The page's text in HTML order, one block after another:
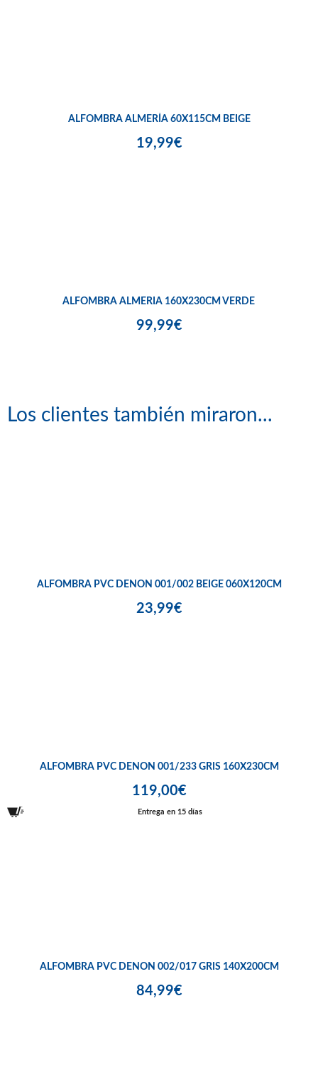
ALFOMBRA ALMERÍA 60X115CM BEIGE
19,99€
ALFOMBRA ALMERIA 160X230CM VERDE
99,99€
Los clientes también miraron...
ALFOMBRA PVC DENON 001/002 BEIGE 060X120CM
23,99€
ALFOMBRA PVC DENON 001/233 GRIS 160X230CM
119,00€
Entrega en 15 días
ALFOMBRA PVC DENON 002/017 GRIS 140X200CM
84,99€